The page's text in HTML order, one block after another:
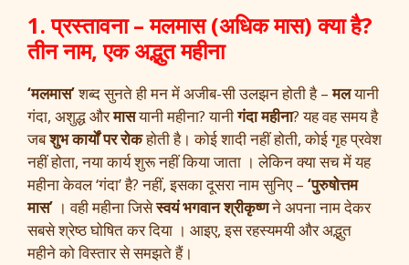
1. प्रस्तावना – मलमास (अधिक मास) क्या है?
तीन नाम, एक अद्भुत महीना
‘मलमास’शब्द सुनते ही मन में अजीब-सी उलझन होती है –मलयानी
गंदा, अशुद्ध औरमासयानी महीना? यानीगंदा महीना? यह वह समय है
जबशुभ कार्यों पर रोकहोती है। कोई शादी नहीं होती, कोई गृह प्रवेश
नहीं होता, नया कार्य शुरू नहीं किया जाता । लेकिन क्या सच में यह
महीना केवल ‘गंदा’ है? नहीं, इसका दूसरा नाम सुनिए – ‘पुरुषोत्तम
मास’ । वही महीना जिसेस्वयं भगवान श्रीकृष्णने अपना नाम देकर
सबसे श्रेष्ठ घोषित कर दिया । आइए, इस रहस्यमयी और अद्भुत
महीने को विस्तार से समझते हैं।